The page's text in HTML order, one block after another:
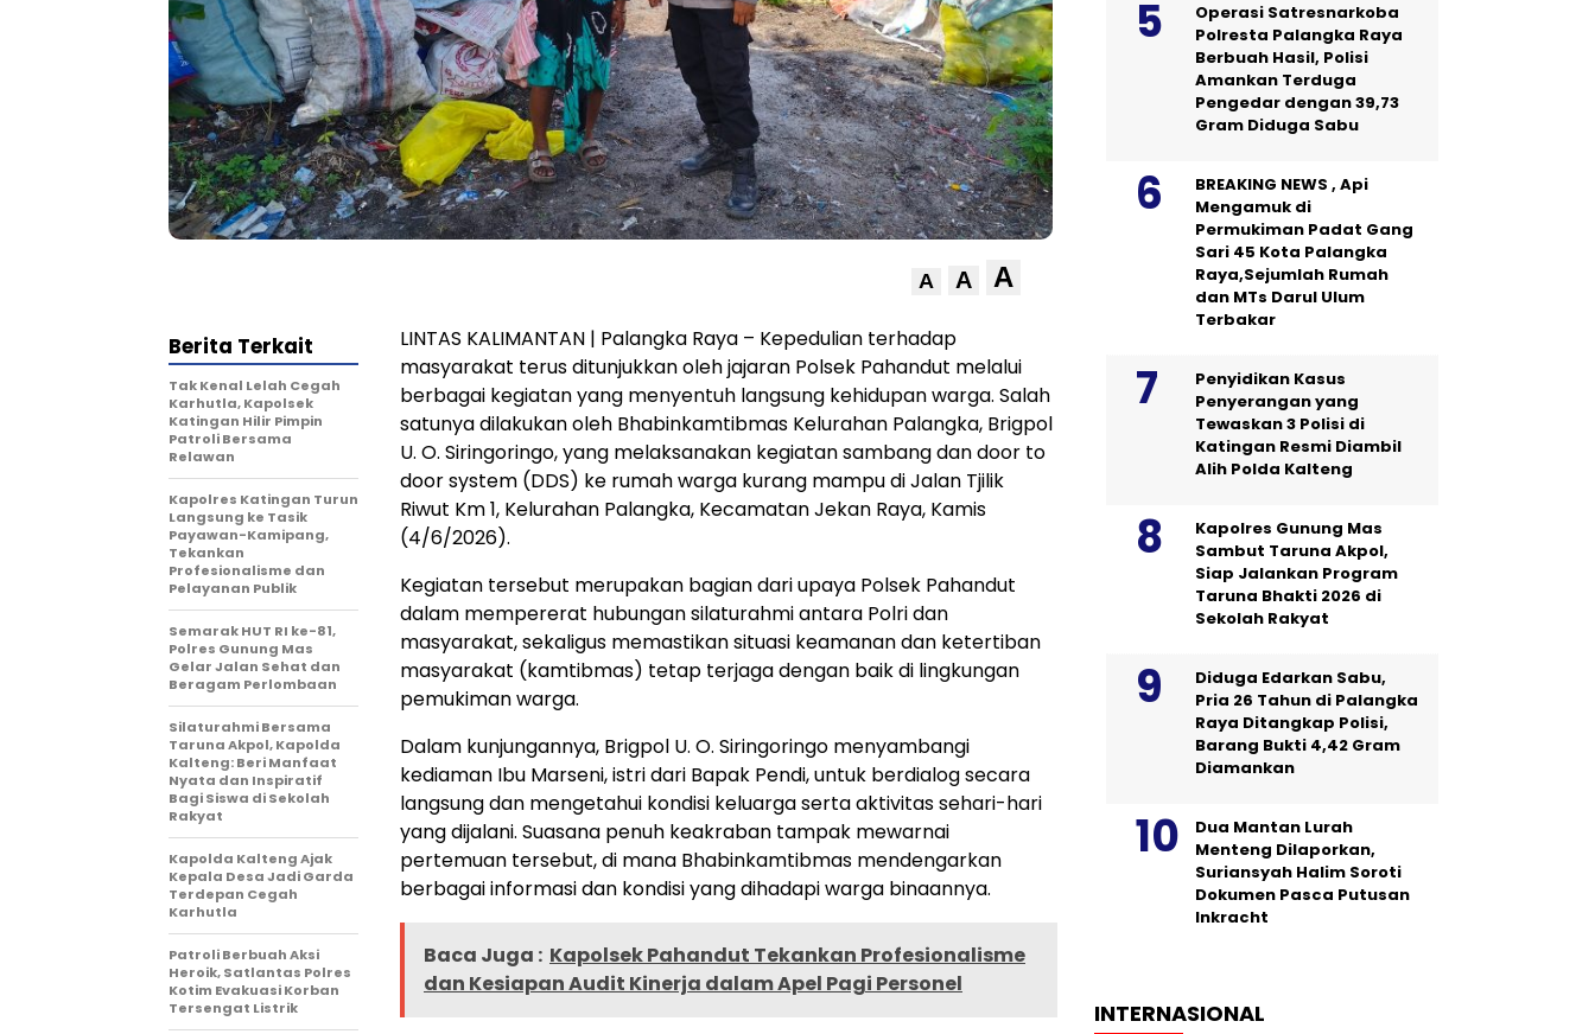
A A A
LINTAS KALIMANTAN | Palangka Raya – Kepedulian terhadap
masyarakat terus ditunjukkan oleh jajaran Polsek Pahandut melalui
berbagai kegiatan yang menyentuh langsung kehidupan warga. Salah
satunya dilakukan oleh Bhabinkamtibmas Kelurahan Palangka, Brigpol
U. O. Siringoringo, yang melaksanakan kegiatan sambang dan door to
door system (DDS) ke rumah warga kurang mampu di Jalan Tjilik
Riwut Km 1, Kelurahan Palangka, Kecamatan Jekan Raya, Kamis
(4/6/2026).
Kegiatan tersebut merupakan bagian dari upaya Polsek Pahandut
dalam mempererat hubungan silaturahmi antara Polri dan
masyarakat, sekaligus memastikan situasi keamanan dan ketertiban
masyarakat (kamtibmas) tetap terjaga dengan baik di lingkungan
pemukiman warga.
Dalam kunjungannya, Brigpol U. O. Siringoringo menyambangi
kediaman Ibu Marseni, istri dari Bapak Pendi, untuk berdialog secara
langsung dan mengetahui kondisi keluarga serta aktivitas sehari-hari
yang dijalani. Suasana penuh keakraban tampak mewarnai
pertemuan tersebut, di mana Bhabinkamtibmas mendengarkan
berbagai informasi dan kondisi yang dihadapi warga binaannya.
Baca Juga : Kapolsek Pahandut Tekankan Profesionalisme
dan Kesiapan Audit Kinerja dalam Apel Pagi Personel
Berita Terkait
Tak Kenal Lelah Cegah
Karhutla, Kapolsek
Katingan Hilir Pimpin
Patroli Bersama
Relawan
Kapolres Katingan Turun
Langsung ke Tasik
Payawan-Kamipang,
Tekankan
Profesionalisme dan
Pelayanan Publik
Semarak HUT RI ke-81,
Polres Gunung Mas
Gelar Jalan Sehat dan
Beragam Perlombaan
Silaturahmi Bersama
Taruna Akpol, Kapolda
Kalteng: Beri Manfaat
Nyata dan Inspiratif
Bagi Siswa di Sekolah
Rakyat
Kapolda Kalteng Ajak
Kepala Desa Jadi Garda
Terdepan Cegah
Karhutla
Patroli Berbuah Aksi
Heroik, Satlantas Polres
Kotim Evakuasi Korban
Tersengat Listrik
Operasi Satresnarkoba
Polresta Palangka Raya
Berbuah Hasil, Polisi
Amankan Terduga
Pengedar dengan 39,73
Gram Diduga Sabu
BREAKING NEWS , Api
Mengamuk di
Permukiman Padat Gang
Sari 45 Kota Palangka
Raya,Sejumlah Rumah
dan MTs Darul Ulum
Terbakar
Penyidikan Kasus
Penyerangan yang
Tewaskan 3 Polisi di
Katingan Resmi Diambil
Alih Polda Kalteng
Kapolres Gunung Mas
Sambut Taruna Akpol,
Siap Jalankan Program
Taruna Bhakti 2026 di
Sekolah Rakyat
Diduga Edarkan Sabu,
Pria 26 Tahun di Palangka
Raya Ditangkap Polisi,
Barang Bukti 4,42 Gram
Diamankan
Dua Mantan Lurah
Menteng Dilaporkan,
Suriansyah Halim Soroti
Dokumen Pasca Putusan
Inkracht
INTERNASIONAL